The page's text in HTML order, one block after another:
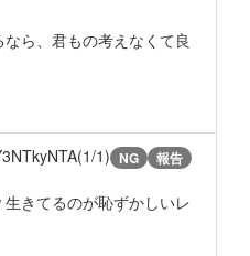
ら、君もの考えなくて良
1) NG 報告
きてるのが恥ずかしいレ